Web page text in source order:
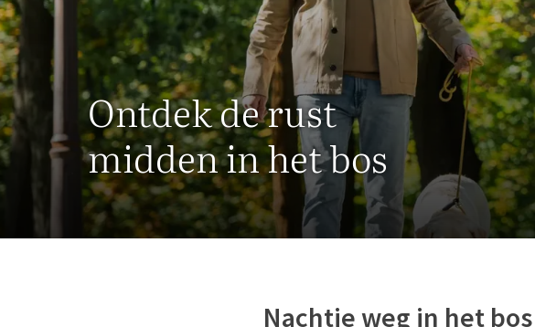
Ontdek de rust
midden in het bos
Nachtje weg in het bos